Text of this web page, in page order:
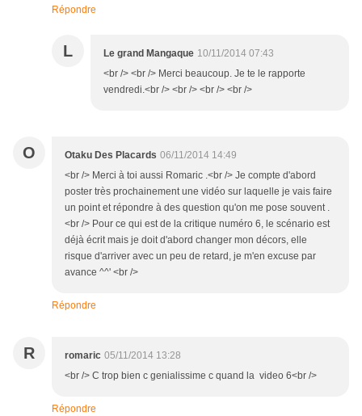
Répondre
L Le grand Mangaque 10/11/2014 07:43
<br /> <br /> Merci beaucoup. Je te le rapporte
vendredi.<br /> <br /> <br /> <br />
O Otaku Des Placards 06/11/2014 14:49
<br /> Merci à toi aussi Romaric .<br /> Je compte d'abord
poster très prochainement une vidéo sur laquelle je vais faire
un point et répondre à des question qu'on me pose souvent .
<br /> Pour ce qui est de la critique numéro 6, le scénario est
déjà écrit mais je doit d'abord changer mon décors, elle
risque d'arriver avec un peu de retard, je m'en excuse par
avance ^^' <br />
Répondre
R romaric 05/11/2014 13:28
<br /> C trop bien c genialissime c quand la video 6<br />
Répondre